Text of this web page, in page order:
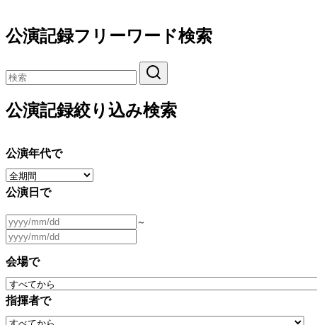
公演記録フリーワード検索
公演記録絞り込み検索
公演年代で
公演日で
～
会場で
指揮者で